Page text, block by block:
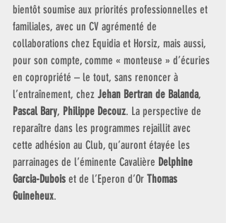
bientôt soumise aux priorités professionnelles et
familiales, avec un CV agrémenté de
collaborations chez Equidia et Horsiz, mais aussi,
pour son compte, comme « monteuse » d’écuries
en copropriété – le tout, sans renoncer à
l’entraînement, chez Jehan Bertran de Balanda,
Pascal Bary, Philippe Decouz. La perspective de
reparaître dans les programmes rejaillit avec
cette adhésion au Club, qu’auront étayée les
parrainages de l’éminente Cavalière Delphine
Garcia-Dubois et de l’Eperon d’Or Thomas
Guineheux.